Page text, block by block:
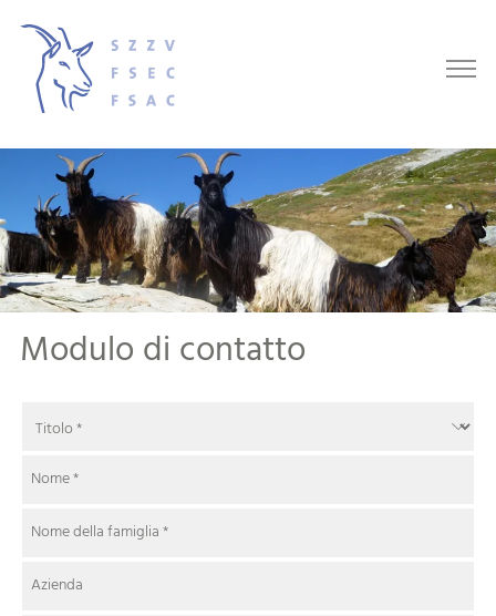
Modulo di contatto
Nome*
Nome della famiglia*
Azienda